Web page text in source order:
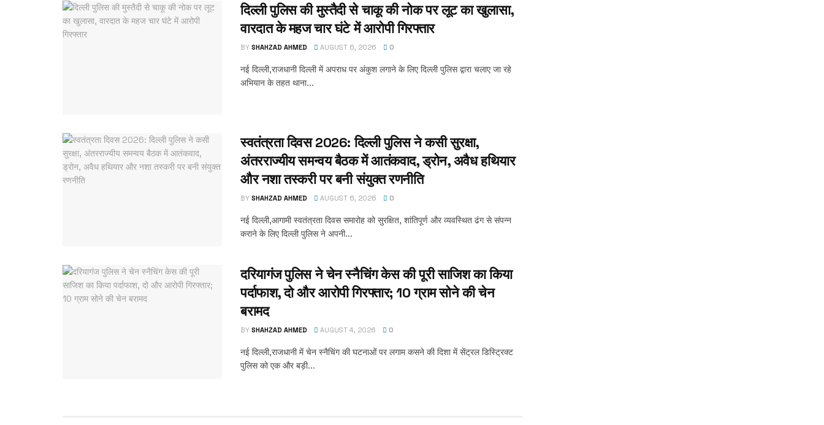
दिल्ली पुलिस की मुस्तैदी से चाकू की नोक पर लूट का खुलासा,
वारदात के महज चार घंटे में आरोपी गिरफ्तार
BY SHAHZAD AHMED AUGUST 6, 2026 0
नई दिल्ली,राजधानी दिल्ली में अपराध पर अंकुश लगाने के लिए दिल्ली पुलिस द्वारा चलाए जा रहे
अभियान के तहत थाना...
स्वतंत्रता दिवस 2026: दिल्ली पुलिस ने कसी सुरक्षा,
अंतरराज्यीय समन्वय बैठक में आतंकवाद, ड्रोन, अवैध हथियार
और नशा तस्करी पर बनी संयुक्त रणनीति
BY SHAHZAD AHMED AUGUST 6, 2026 0
नई दिल्ली,आगामी स्वतंत्रता दिवस समारोह को सुरक्षित, शांतिपूर्ण और व्यवस्थित ढंग से संपन्न
कराने के लिए दिल्ली पुलिस ने अपनी...
दरियागंज पुलिस ने चेन स्नैचिंग केस की पूरी साजिश का किया
पर्दाफाश, दो और आरोपी गिरफ्तार; 10 ग्राम सोने की चेन
बरामद
BY SHAHZAD AHMED AUGUST 4, 2026 0
नई दिल्ली,राजधानी में चेन स्नैचिंग की घटनाओं पर लगाम कसने की दिशा में सेंट्रल डिस्ट्रिक्ट
पुलिस को एक और बड़ी...